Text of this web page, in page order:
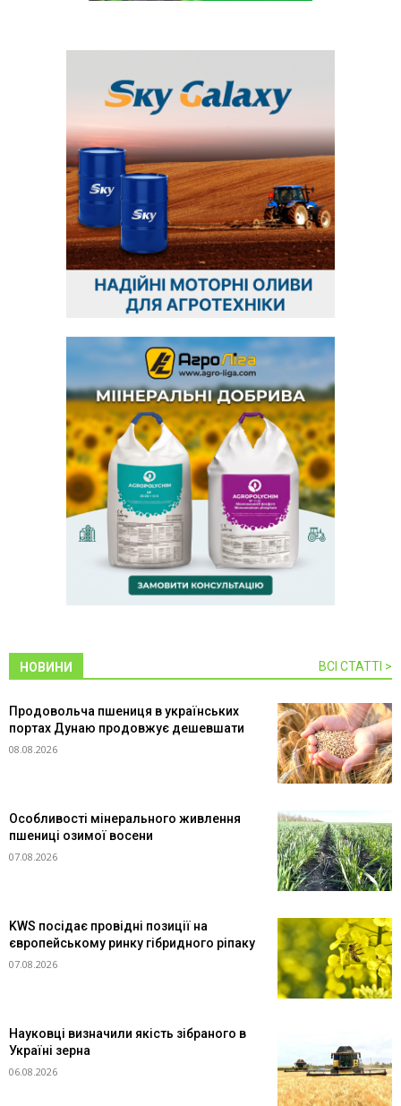
НОВИНИ ВСІ СТАТТІ >
Продовольча пшениця в українських
портах Дунаю продовжує дешевшати
08.08.2026
Особливості мінерального живлення
пшениці озимої восени
07.08.2026
KWS посідає провідні позиції на
європейському ринку гібридного ріпаку
07.08.2026
Науковці визначили якість зібраного в
Україні зерна
06.08.2026